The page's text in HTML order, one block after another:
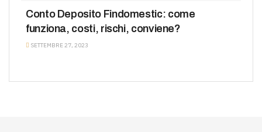
Conto Deposito Findomestic: come
funziona, costi, rischi, conviene?
SETTEMBRE 27, 2023